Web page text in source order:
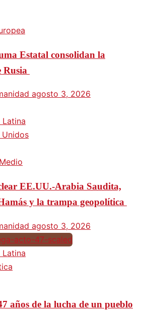
Estatal consolidan la
Rusia
agosto 3, 2026
Latina
Unidos
EE.UU.-Arabia Saudita,
y la trampa geopolítica
agosto 3, 2026
Latina
años de la lucha de un pueblo